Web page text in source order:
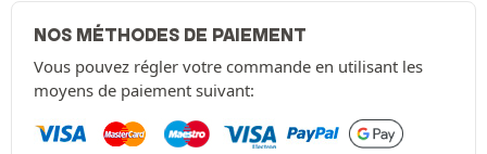
NOS MÉTHODES DE PAIEMENT
Vous pouvez régler votre commande en utilisant les
moyens de paiement suivant: